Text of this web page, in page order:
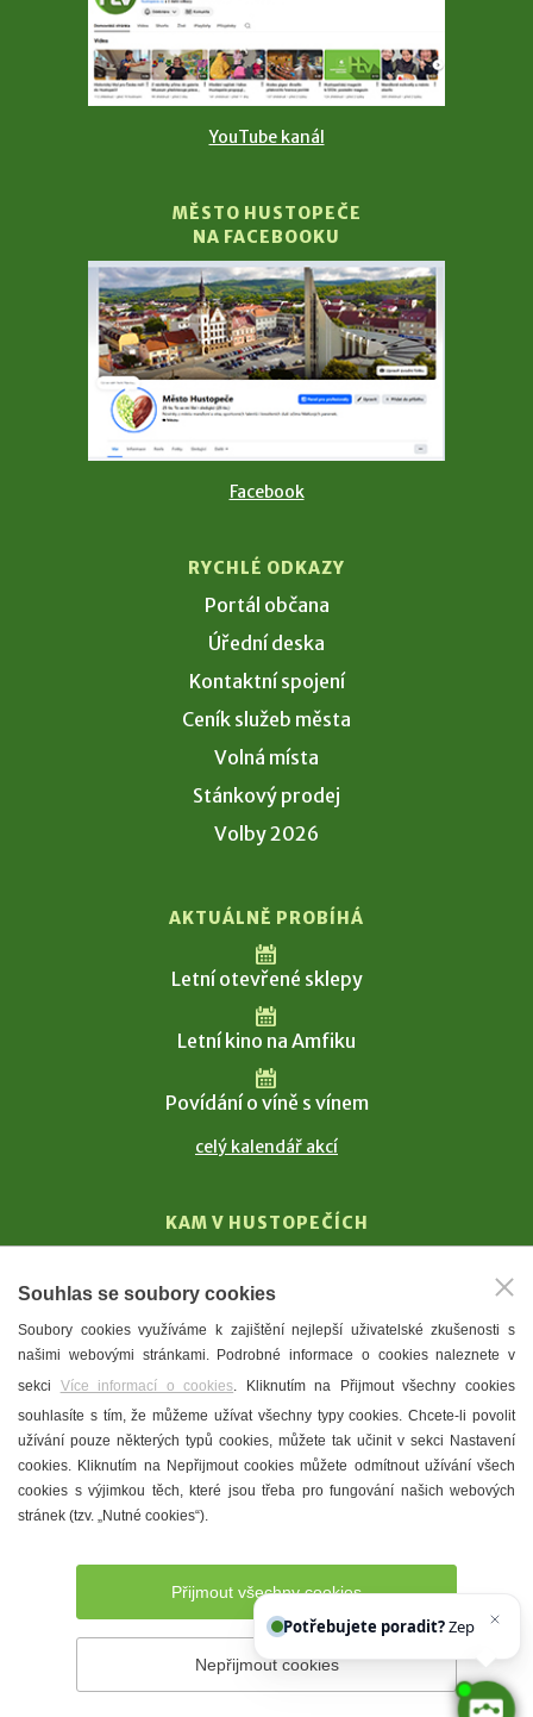
YouTube kanál
MĚSTO HUSTOPEČE
NA FACEBOOKU
Facebook
RYCHLÉ ODKAZY
Portál občana
Úřední deska
Kontaktní spojení
Ceník služeb města
Volná místa
Stánkový prodej
Volby 2026
AKTUÁLNĚ PROBÍHÁ
Letní otevřené sklepy
Letní kino na Amfiku
Povídání o víně s vínem
celý kalendář akcí
KAM V HUSTOPEČÍCH
T. G. Masaryk
Mandloně
Ubytování
Restaurace
Městské muzeum a galerie
Denní meníčka
Prohlášení o přístupnosti Správce webu
Souhlas se soubory cookies
Soubory cookies využíváme k zajištění nejlepší uživatelské zkušenosti s
našimi webovými stránkami. Podrobné informace o cookies naleznete v
sekci Více informací o cookies. Kliknutím na Přijmout všechny cookies
souhlasíte s tím, že můžeme užívat všechny typy cookies. Chcete-li povolit
užívání pouze některých typů cookies, můžete tak učinit v sekci Nastavení
cookies. Kliknutím na Nepřijmout cookies můžete odmítnout užívání všech
cookies s výjimkou těch, které jsou třeba pro fungování našich webových
stránek (tzv. „Nutné cookies“).
Přijmout všechny cookies
Nepřijmout cookies
Potřebujete poradit? Zeptejte se n